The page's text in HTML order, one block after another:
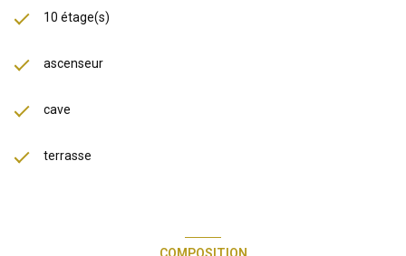
10 étage(s)
ascenseur
cave
terrasse